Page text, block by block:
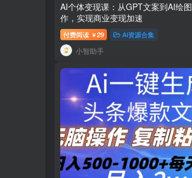
AI个体变现课：从GPT文案到AI绘
作，实现商业变现加速
付费阅读 ￥29 AI资源合集
小智助手